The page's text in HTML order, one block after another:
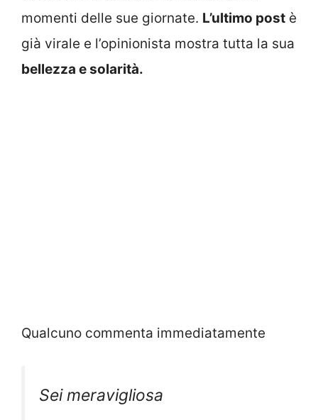
momenti delle sue giornate. L’ultimo post è
già virale e l’opinionista mostra tutta la sua
bellezza e solarità.
Qualcuno commenta immediatamente
Sei meravigliosa